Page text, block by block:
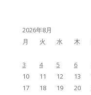
2026年8月
月
火 水 木
3
4 5 6
10
11 12 13
17
18 19 20